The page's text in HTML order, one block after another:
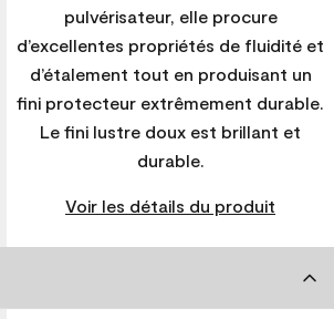
pulvérisateur, elle procure
d’excellentes propriétés de fluidité et
d’étalement tout en produisant un
fini protecteur extrêmement durable.
Le fini lustre doux est brillant et
durable.
Voir les détails du produit